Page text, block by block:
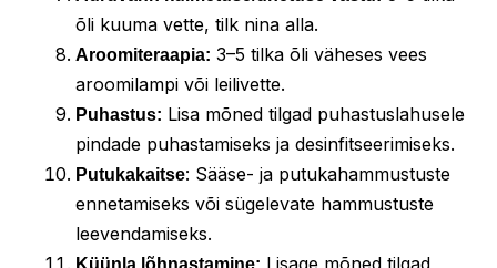
õli kuuma vette, tilk nina alla.
Aroomiteraapia: 3–5 tilka õli väheses vees
aroomilampi või leilivette.
Puhastus: Lisa mõned tilgad puhastuslahusele
pindade puhastamiseks ja desinfitseerimiseks.
Putukakaitse: Sääse- ja putukahammustuste
ennetamiseks või sügelevate hammustuste
leevendamiseks.